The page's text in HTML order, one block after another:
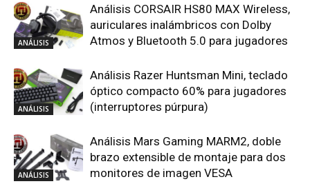
ANÁLISIS
Análisis CORSAIR HS80 MAX Wireless,
auriculares inalámbricos con Dolby
Atmos y Bluetooth 5.0 para jugadores
ANÁLISIS
Análisis Razer Huntsman Mini, teclado
óptico compacto 60% para jugadores
(interruptores púrpura)
ANÁLISIS
Análisis Mars Gaming MARM2, doble
brazo extensible de montaje para dos
monitores de imagen VESA